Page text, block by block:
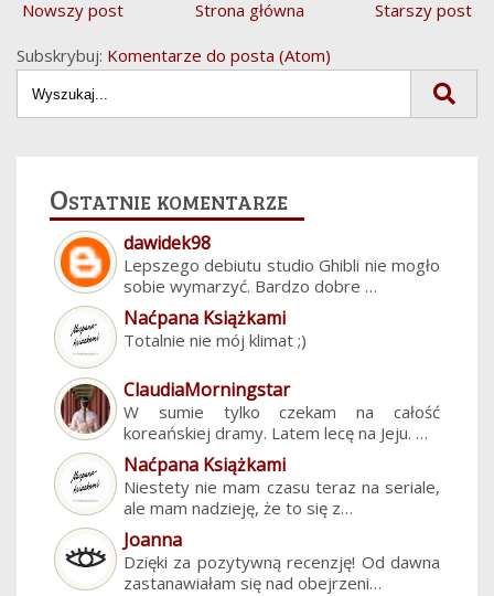
Nowszy post Starszy post
Strona główna
Subskrybuj: Komentarze do posta (Atom)
Ostatnie komentarze
dawidek98
Lepszego debiutu studio Ghibli nie mogło
sobie wymarzyć. Bardzo dobre …
Naćpana Książkami
Totalnie nie mój klimat ;)
ClaudiaMorningstar
W sumie tylko czekam na całość
koreańskiej dramy. Latem lecę na Jeju. …
Naćpana Książkami
Niestety nie mam czasu teraz na seriale,
ale mam nadzieję, że to się z…
Joanna
Dzięki za pozytywną recenzję! Od dawna
zastanawiałam się nad obejrzeni…